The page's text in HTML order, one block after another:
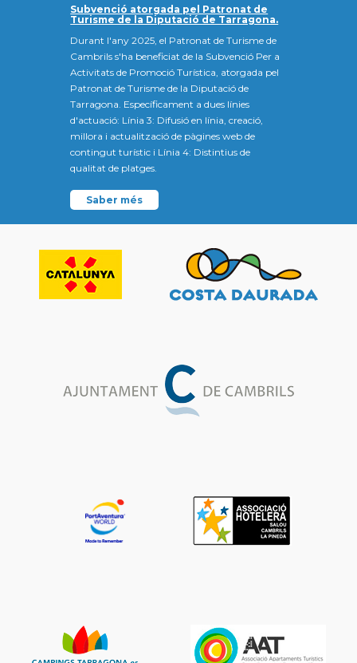
Subvenció atorgada pel Patronat de
Turisme de la Diputació de Tarragona.
Durant l'any 2025, el Patronat de Turisme de
Cambrils s'ha beneficiat de la Subvenció Per a
Activitats de Promoció Turística, atorgada pel
Patronat de Turisme de la Diputació de
Tarragona. Específicament a dues línies
d'actuació: Línia 3: Difusió en línia, creació,
millora i actualització de pàgines web de
contingut turístic i Línia 4: Distintius de
qualitat de platges.
Saber més